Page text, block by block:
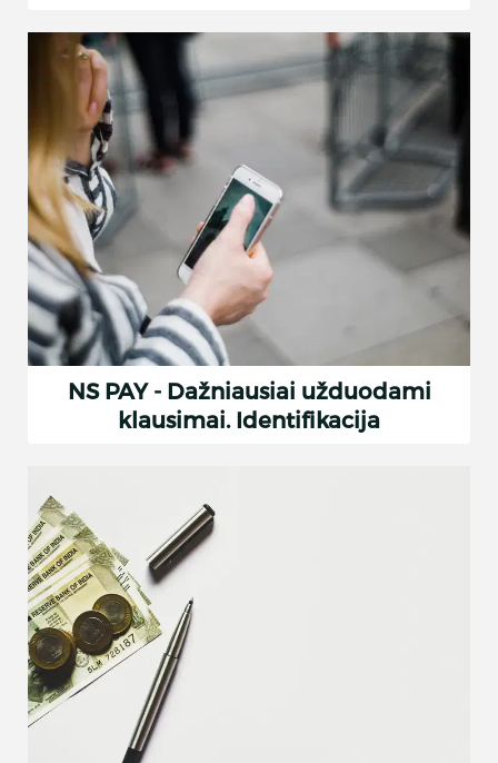
NS PAY - Dažniausiai užduodami
klausimai. Identifikacija